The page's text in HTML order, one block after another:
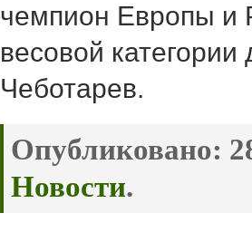
чемпион Европы и
весовой категории
Чеботарев.
Опубликовано:
Новости.